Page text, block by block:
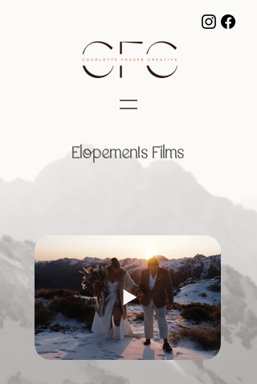
Elopements Films